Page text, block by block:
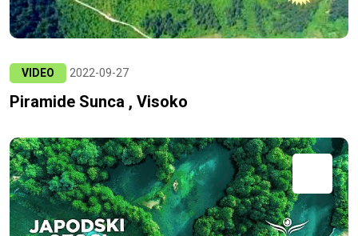
VIDEO 2022-09-27
Piramide Sunca , Visoko